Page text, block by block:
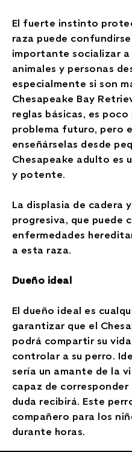
El fuerte instinto
raza puede
importante socializar
animales y personas
especialmente si son
Chesapeake Bay
reglas básicas, es
problema futuro, pero
enseñárselas desde
Chesapeake adulto es
y potente.
La displasia de
progresiva, que puede
enfermedades
a esta raza.
Dueño ideal
El dueño ideal es
garantizar que el
podrá compartir su
controlar a su perro.
sería un amante de la
capaz de
duda recibirá. Este
compañero para los
durante horas.